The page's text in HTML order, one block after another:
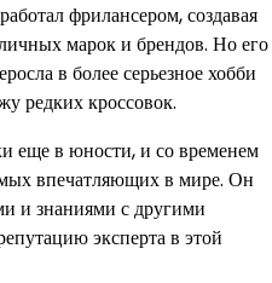
фрилансером, создавая
марок и брендов. Но его
в более серьезное хобби
редких кроссовок.
еще в юности, и со временем
впечатляющих в мире. Он
и знаниями с другими
эксперта в этой